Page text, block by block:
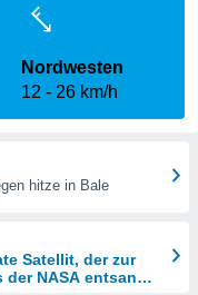
Nordwesten
12
26 km/h
hitze in Bale
Satellit, der zur
NASA entsandt